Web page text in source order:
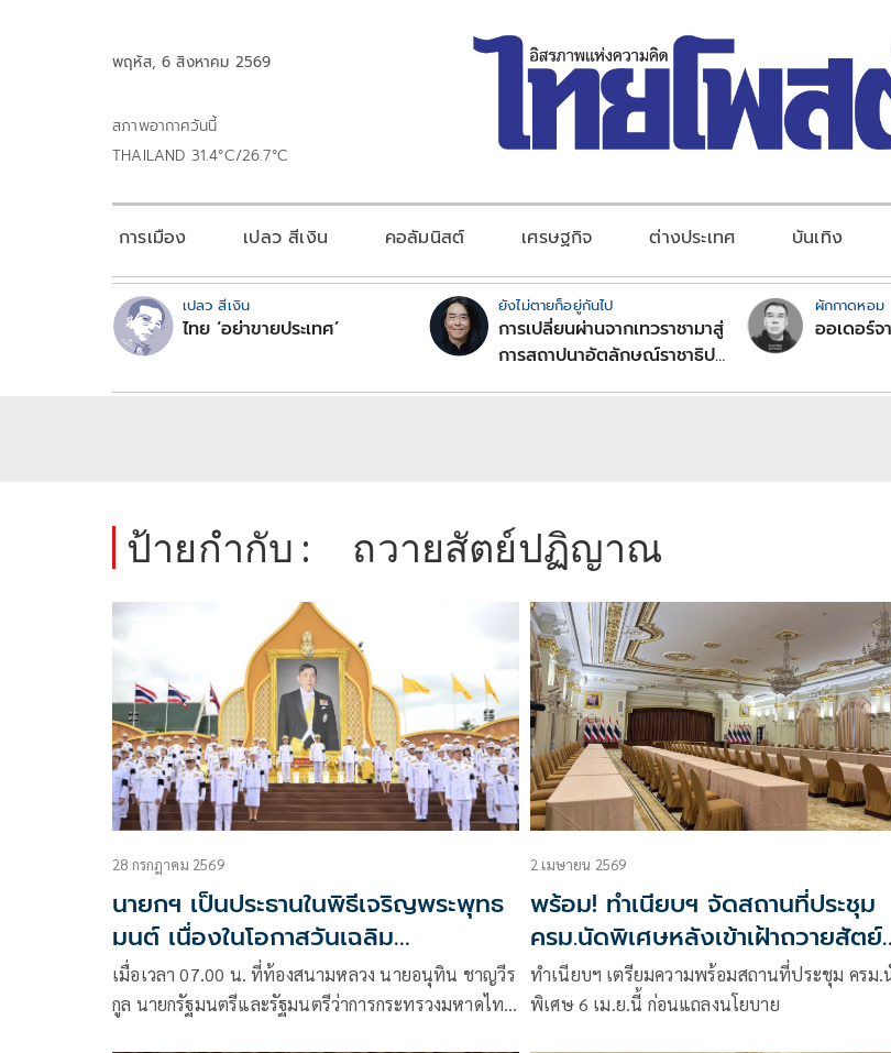
พฤหัส, 6 สิงหาคม 2569
สภาพอากาศวันนี้
THAILAND 31.4°C/26.7°C
การเมือง เปลว สีเงิน คอลัมนิสต์ เศรษฐกิจ ต่างประเทศ บันเทิง
เปลว สีเงิน
ไทย ‘อย่าขายประเทศ’
ยังไม่ตายก็อยู่กันไป
การเปลี่ยนผ่านจากเทวราชามาสู่
การสถาปนาอัตลักษณ์ราชาธิป
ผักกาดหอม
ออเดอร์จ
ป้ายกำกับ : ถวายสัตย์ปฏิญาณ
28 กรกฎาคม 2569
นายกฯ เป็นประธานในพิธีเจริญพระพุทธ
มนต์ เนื่องในโอกาสวันเฉลิม
พระชนมพรรษา ถวายสัตย์ปฏิญาณเป็น
ขรก.ที่ดี
เมื่อเวลา 07.00 น. ที่ท้องสนามหลวง นายอนุทิน ชาญวีร
กูล นายกรัฐมนตรีและรัฐมนตรีว่าการกระทรวงมหาดไทย
2 เมษายน 2569
พร้อม! ทำเนียบฯ จัดสถานที่ประชุม
ครม.นัดพิเศษหลังเข้าเฝ้าถวายสัตย์
ปฏิญาณ
ทำเนียบฯ เตรียมความพร้อมสถานที่ประชุม ครม.
พิเศษ 6 เม.ย.นี้ ก่อนแถลงนโยบาย